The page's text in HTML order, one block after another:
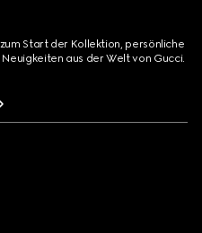
Start der Kollektion, persönliche
aus der Welt von Gucci.